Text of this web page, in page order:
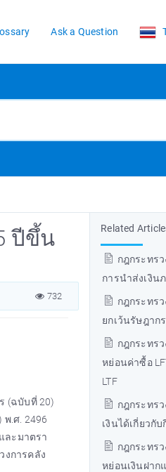
Ask a Question
Related
กฎกระทร
การนำส่งเงิน
กฎกระทร
ยกเว้นรัษฎาก
กฎกระทร
หย่อนค่าซื้อ
LTF
กฎกระทร
เงินได้เกี่ยวกั
กฎกระทร
หย่อนเงินฝาก
ปีขึ้น
732
(ฉบับที่ 20)
.ศ. 2496
ละมาตรา
การคลัง